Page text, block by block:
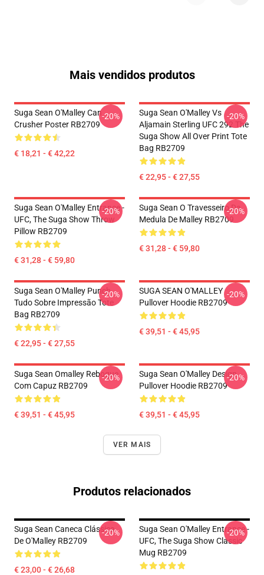
Mais vendidos produtos
Suga Sean O'Malley Can
Crusher Poster RB2709
€ 18,21 - € 42,22
-20%
Suga Sean O'Malley Vs
Aljamain Sterling UFC 292 The
Suga Show All Over Print Tote
Bag RB2709
€ 22,95 - € 27,55
-20%
Suga Sean O'Malley Entrance -
UFC, The Suga Show Throw
Pillow RB2709
€ 31,28 - € 59,80
-20%
Suga Sean O Travesseiro Da
Medula De Malley RB2709
€ 31,28 - € 59,80
-20%
Suga Sean O'Malley Punch
Tudo Sobre Impressão Tote
Bag RB2709
€ 22,95 - € 27,55
-20%
SUGA SEAN O'MALLEY
Pullover Hoodie RB2709
€ 39,51 - € 45,95
-20%
Suga Sean Omalley Reboque
Com Capuz RB2709
€ 39,51 - € 45,95
-20%
Suga Sean O'Malley Design
Pullover Hoodie RB2709
€ 39,51 - € 45,95
-20%
VER MAIS
Produtos relacionados
Suga Sean Caneca Clássica
De O'Malley RB2709
€ 23,00 - € 26,68
-20%
Suga Sean O'Malley Entrance -
UFC, The Suga Show Classic
Mug RB2709
-20%